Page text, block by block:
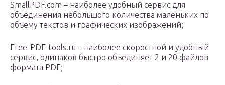
SmallPDF.com – наиболее удобный сервис для
объединения небольшого количества маленьких по
объему текстов и графических изображений;
Free-PDF-tools.ru – наиболее скоростной и удобный
сервис, одинаков быстро объединяет 2 и 20 файлов
формата PDF;